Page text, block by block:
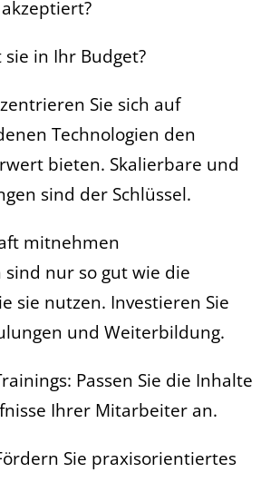
sie in Ihr Budget?
Sie sich auf
Technologien den
bieten. Skalierbare und
sind der Schlüssel.
mitnehmen
sind nur so gut wie die
sie nutzen. Investieren Sie
und Weiterbildung.
Passen Sie die Inhalte
Ihrer Mitarbeiter an.
Sie praxisorientiertes